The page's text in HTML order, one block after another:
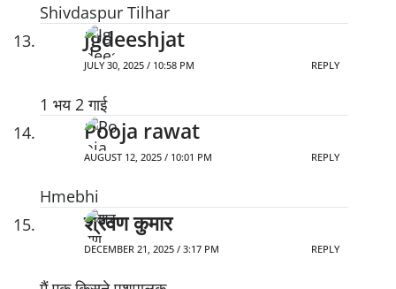
Shivdaspur Tilhar
Jgdeeshjat
JULY 30, 2025 / 10:58 PM REPLY
1 भय 2 गाई
Pooja rawat
AUGUST 12, 2025 / 10:01 PM REPLY
Hmebhi
श्रवण कुमार
DECEMBER 21, 2025 / 3:17 PM REPLY